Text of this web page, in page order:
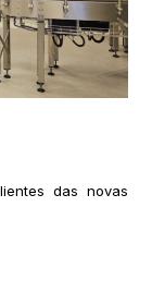
das novas